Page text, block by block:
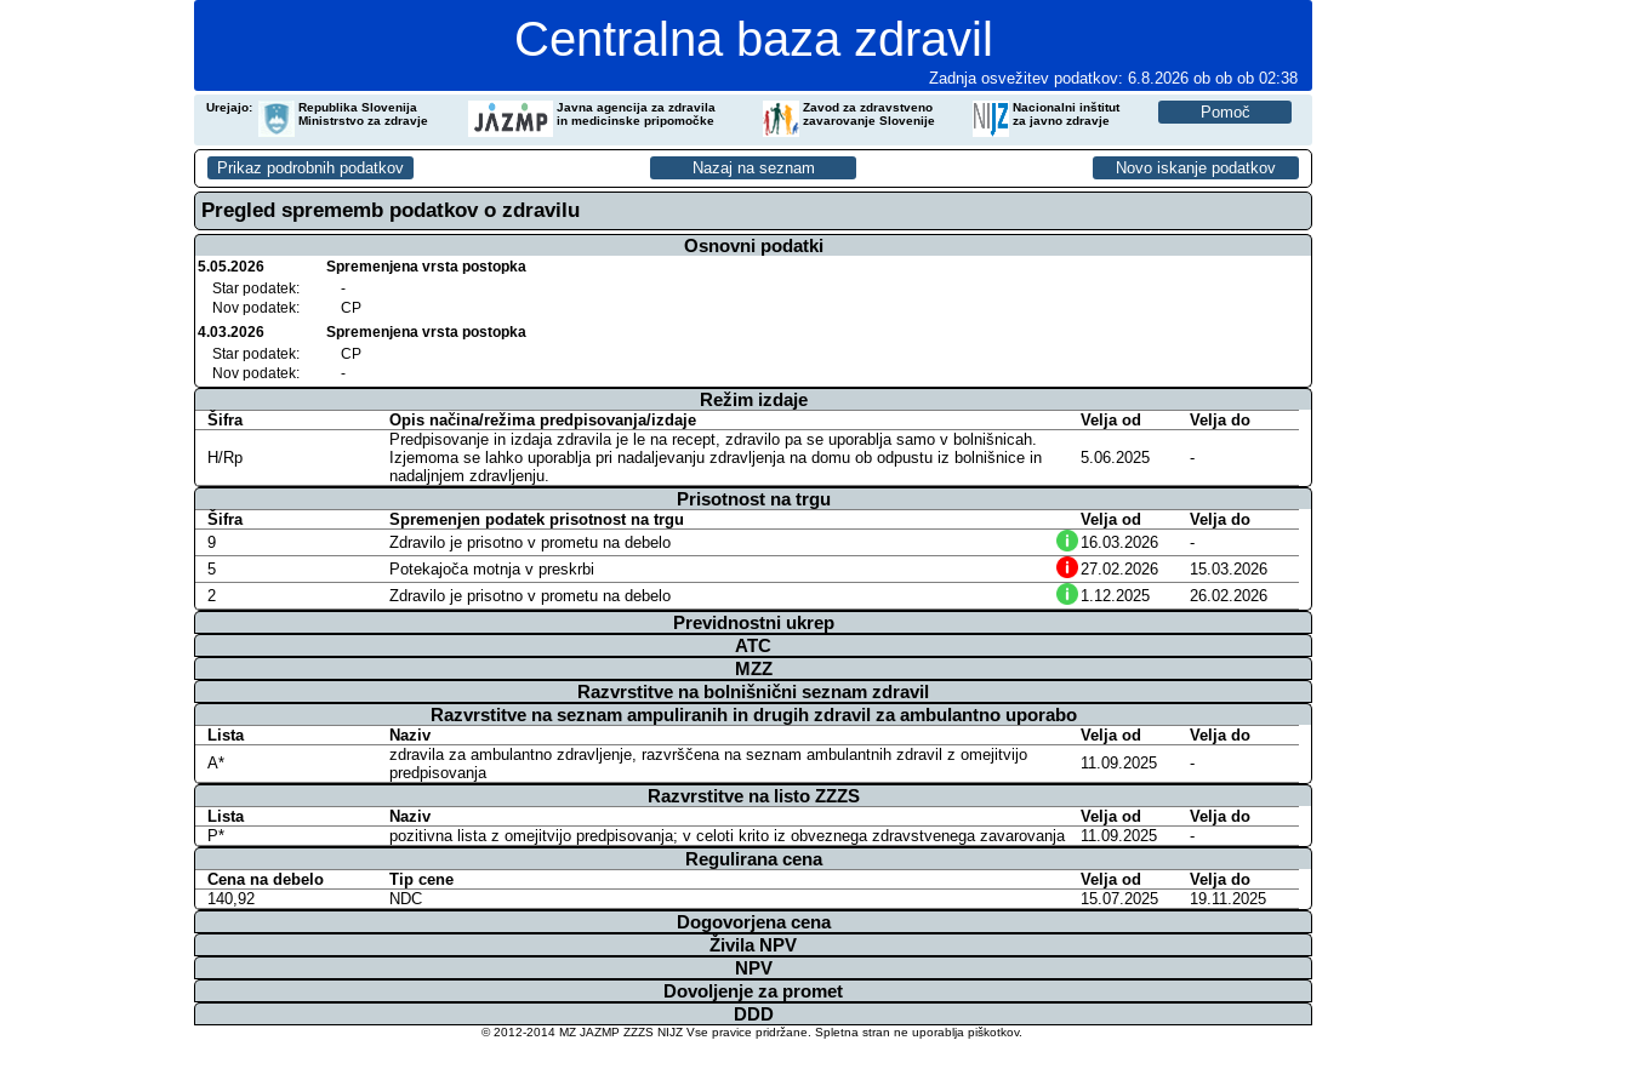
Centralna baza zdravil
Zadnja osvežitev podatkov: 6.8.2026 ob ob ob 02:38
Urejajo:
Republika Slovenija
Ministrstvo za zdravje
Javna agencija za zdravila
in medicinske pripomočke
Zavod za zdravstveno
zavarovanje Slovenije
Nacionalni inštitut
za javno zdravje
Pregled sprememb podatkov o zdravilu
Osnovni podatki
5.05.2026
Spremenjena vrsta postopka
Star podatek:
-
Nov podatek:
CP
4.03.2026
Spremenjena vrsta postopka
Star podatek:
CP
Nov podatek:
-
Režim izdaje
Šifra Opis načina/režima predpisovanja/izdaje Velja od Velja do
H/Rp
Predpisovanje in izdaja zdravila je le na recept, zdravilo pa se uporablja samo v bolnišnicah.
Izjemoma se lahko uporablja pri nadaljevanju zdravljenja na domu ob odpustu iz bolnišnice in
nadaljnjem zdravljenju.
5.06.2025 -
Prisotnost na trgu
Šifra Spremenjen podatek prisotnost na trgu Velja od
Velja do
9
Zdravilo je prisotno v prometu na debelo 16.03.2026
-
5
Potekajoča motnja v preskrbi 27.02.2026
15.03.2026
2
Zdravilo je prisotno v prometu na debelo 1.12.2025 26.02.2026
Previdnostni ukrep
ATC
MZZ
Razvrstitve na bolnišnični seznam zdravil
Razvrstitve na seznam ampuliranih in drugih zdravil za ambulantno uporabo
Lista Naziv Velja od
Velja do
A*
zdravila za ambulantno zdravljenje, razvrščena na seznam ambulantnih zdravil z omejitvijo
predpisovanja
11.09.2025 -
Razvrstitve na listo ZZZS
Lista Naziv Velja od
Velja do
P*
pozitivna lista z omejitvijo predpisovanja; v celoti krito iz obveznega zdravstvenega zavarovanja 11.09.2025 -
Regulirana cena
Cena na debelo Tip cene Velja od
Velja do
140,92
NDC 15.07.2025 19.11.2025
Dogovorjena cena
Živila NPV
NPV
Dovoljenje za promet
DDD
© 2012-2014 MZ JAZMP ZZZS NIJZ Vse pravice pridržane. Spletna stran ne uporablja piškotkov.